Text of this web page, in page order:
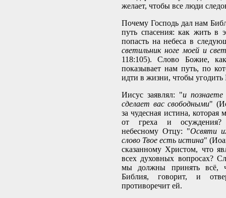
желает, чтобы все люди
Почему Господь дал нам
путь спасения: как жить в
попасть на небеса в
светильник ноге моей и
118:105). Слово Божие,
показывает нам путь, по
идти в жизни, чтобы угодить
Иисус заявлял: "и
сделает вас свободными"
за чудесная истина, которая
от греха и
небесному Отцу: "Освяти
слово Твое есть истина"
сказанному Христом, что
всех духовных вопросах?
мы должны принять всё,
Библия, говорит, и
противоречит ей.